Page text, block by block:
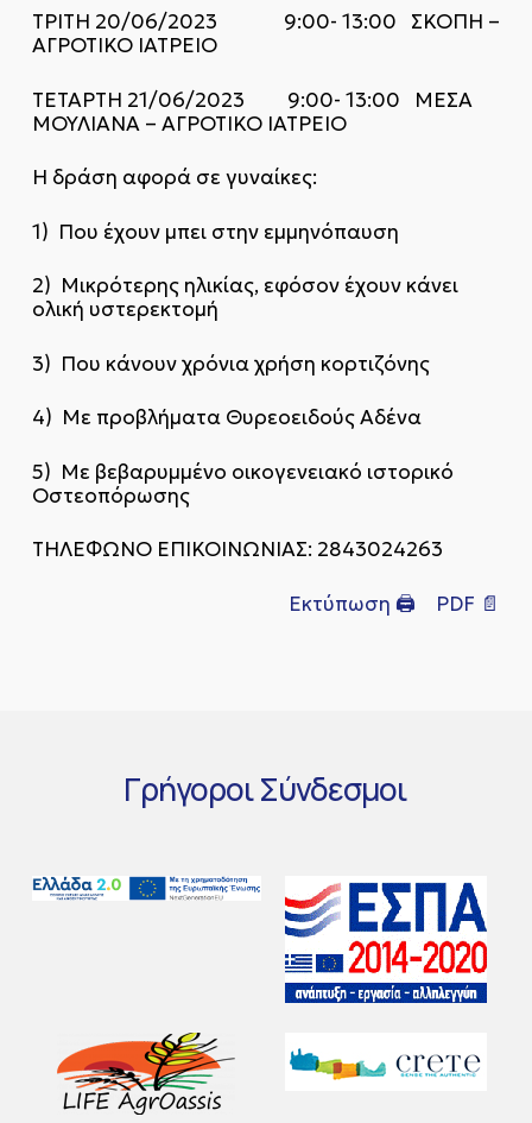
ΤΡΙΤΗ 20/06/2023 9:00- 13:00 ΣΚΟΠΗ –
ΑΓΡΟΤΙΚΟ ΙΑΤΡΕΙΟ
ΤΕΤΑΡΤΗ 21/06/2023 9:00- 13:00 ΜΕΣΑ
ΜΟΥΛΙΑΝΑ – ΑΓΡΟΤΙΚΟ ΙΑΤΡΕΙΟ
Η δράση αφορά σε γυναίκες:
1) Που έχουν μπει στην εμμηνόπαυση
2) Μικρότερης ηλικίας, εφόσον έχουν κάνει
ολική υστερεκτομή
3) Που κάνουν χρόνια χρήση κορτιζόνης
4) Με προβλήματα Θυρεοειδούς Αδένα
5) Με βεβαρυμμένο οικογενειακό ιστορικό
Οστεοπόρωσης
ΤΗΛΕΦΩΝΟ ΕΠΙΚΟΙΝΩΝΙΑΣ: 2843024263
Εκτύπωση 🖨 PDF 📄
ΓρήγοροιΣύνδεσμοι